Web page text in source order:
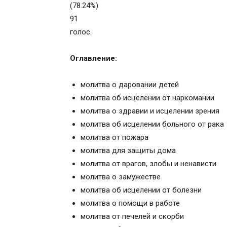
(78.24%)
91
голос.
Оглавление:
молитва о даровании детей
молитва об исцелении от наркомании
молитва о здравии и исцелении зрения
молитва об исцелении больного от рака
молитва от пожара
молитва для защиты дома
молитва от врагов, злобы и ненависти
молитва о замужестве
молитва об исцелении от болезни
молитва о помощи в работе
молитва от печелей и скорби